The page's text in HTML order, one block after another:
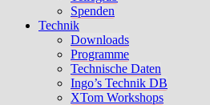
Spenden
Technik
Downloads
Programme
Technische Daten
Ingo’s Technik DB
XTom Workshops